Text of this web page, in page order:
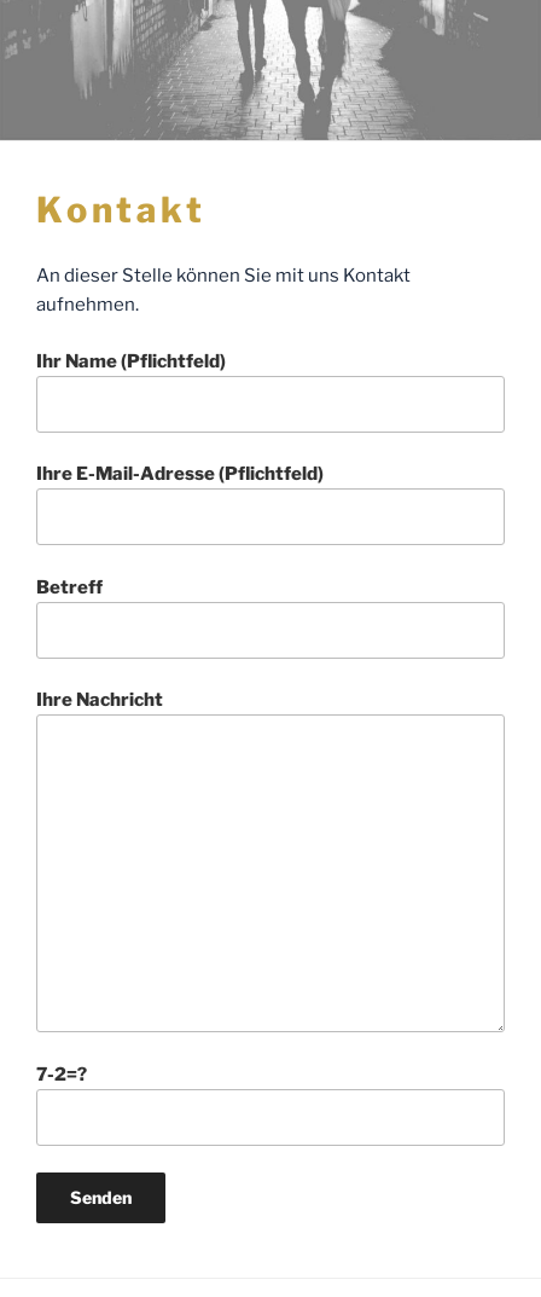
Kontakt
An dieser Stelle können Sie mit uns Kontakt
aufnehmen.
Ihr Name (Pflichtfeld)
Ihre E-Mail-Adresse (Pflichtfeld)
Betreff
Ihre Nachricht
7-2=?